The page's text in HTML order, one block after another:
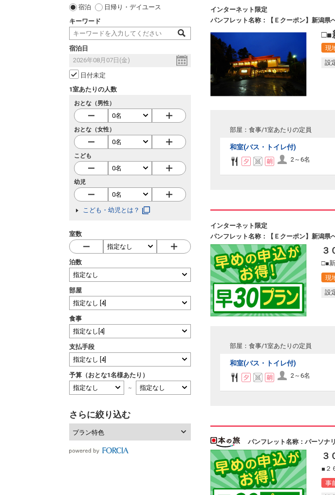
宿泊
日帰り・デイユース
キーワード
宿泊日
日付未定
1室あたりの人数
おとな（男性）
おとな（女性）
こども
幼児
こども・幼児とは？
室数
泊数
部屋
食事
支払手段
予算（おとな1名様あたり）
～
さらに絞り込む
プラン特色
インターネット限定
パンフレット名称：【Ｅクーポン】新潟県
□■
現
設
部屋：食事/1室あたりの定員
和室(バス・トイレ付)
2～6名
インターネット限定
パンフレット名称：【Ｅクーポン】新潟県
３
□■
現
設
部屋：食事/1室あたりの定員
和室(バス・トイレ付)
2～6名
パンフレット名称：パーソナ
３
■２
事